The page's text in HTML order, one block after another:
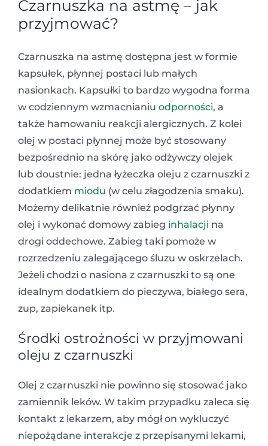
Czarnuszka na astmę – jak
przyjmować?
Czarnuszka na astmę dostępna jest w formie
kapsułek, płynnej postaci lub małych
nasionkach. Kapsułki to bardzo wygodna forma
w codziennym wzmacnianiu odporności, a
także hamowaniu reakcji alergicznych. Z kolei
olej w postaci płynnej może być stosowany
bezpośrednio na skórę jako odżywczy olejek
lub doustnie: jedna łyżeczka oleju z czarnuszki z
dodatkiem miodu (w celu złagodzenia smaku).
Możemy delikatnie również podgrzać płynny
olej i wykonać domowy zabieg inhalacji na
drogi oddechowe. Zabieg taki pomoże w
rozrzedzeniu zalegającego śluzu w oskrzelach.
Jeżeli chodzi o nasiona z czarnuszki to są one
idealnym dodatkiem do pieczywa, białego sera,
zup, zapiekanek itp.
Środki ostrożności w przyjmowani
oleju z czarnuszki
Olej z czarnuszki nie powinno się stosować jako
zamiennik leków. W takim przypadku zaleca się
kontakt z lekarzem, aby mógł on wykluczyć
niepożądane interakcje z przepisanymi lekami,